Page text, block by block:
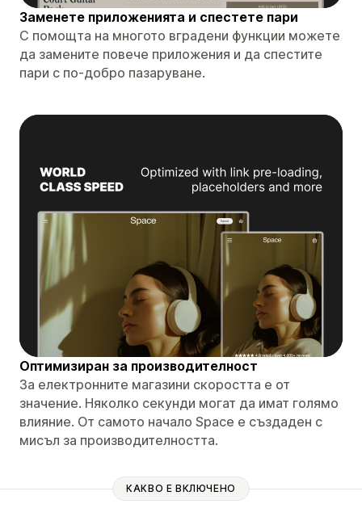
Заменете приложенията и спестете пари
С помощта на многото вградени функции можете
да замените повече приложения и да спестите
пари с по-добро пазаруване.
Оптимизиран за производителност
За електронните магазини скоростта е от
значение. Няколко секунди могат да имат голямо
влияние. От самото начало Space е създаден с
мисъл за производителността.
КАКВО Е ВКЛЮЧЕНО